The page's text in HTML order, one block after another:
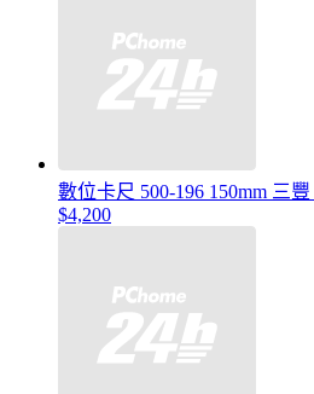
數位卡尺 500-196 150mm 三
$4,200